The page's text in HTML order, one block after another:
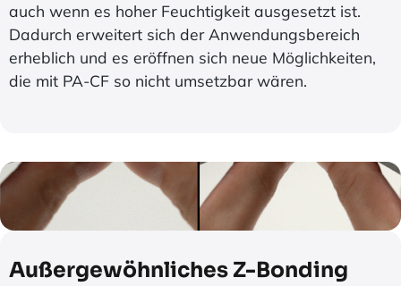
auch wenn es hoher Feuchtigkeit ausgesetzt ist.
Dadurch erweitert sich der Anwendungsbereich
erheblich und es eröffnen sich neue Möglichkeiten,
die mit PA-CF so nicht umsetzbar wären.
Außergewöhnliches Z-Bonding